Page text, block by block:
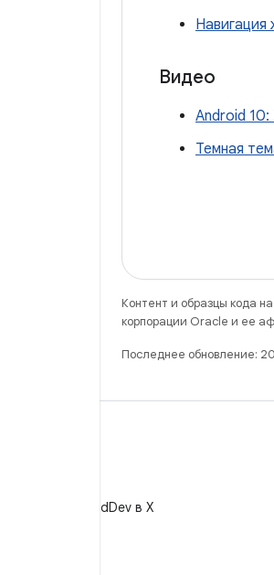
Навигация
Видео
Android 10:
Темная
Контент и образцы кода
корпорации Oracle и ее
Последнее обновление:
Читайте @AndroidDev в X